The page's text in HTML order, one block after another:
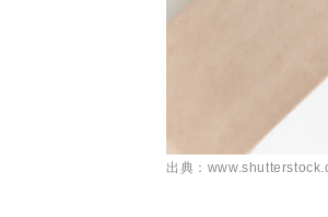
出典：